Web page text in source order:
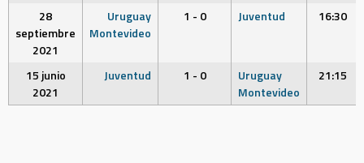
28
septiembre
2021
Uruguay
Montevideo
1 - 0 Juventud 16:30
15 junio
2021
Juventud 1 - 0
Uruguay
Montevideo
21:15